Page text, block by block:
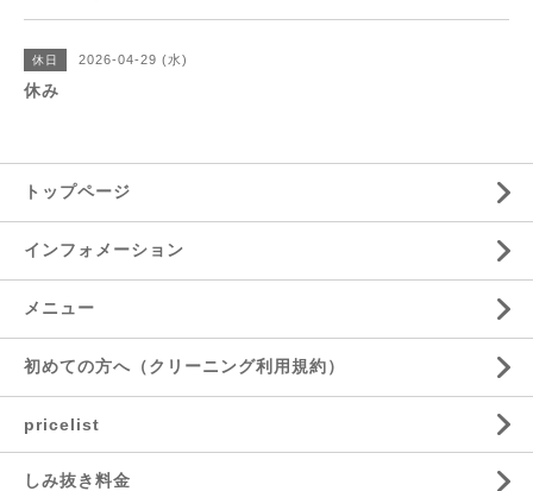
休日 2026-04-29 (水)
休み
トップページ
インフォメーション
メニュー
初めての方へ（クリーニング利用規約）
pricelist
しみ抜き料金